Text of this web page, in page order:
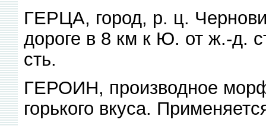
ГЕРЦА, город, р. ц.
дороге в 8 км к Ю. от ж.-д.
сть.
ГЕРОИН, производное
горького вкуса.